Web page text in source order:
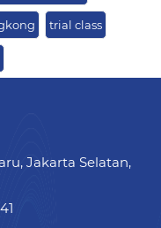
trial class
Jakarta Selatan,